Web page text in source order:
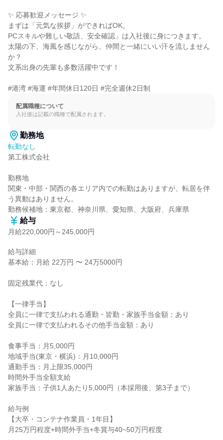
✨ 応募歓迎メッセージ ✨
まずは「元気な挨拶」ができればOK。
PCスキルや難しい敬語、安全確認」は入社後に身につきます。
太陽の下、海風を感じながら、仲間と一緒にいい汗を流しません
か？
文系出身の先輩も多数活躍中です！
#港湾 #海運 #年間休日120日 #完全週休2日制
配属職種について
入社後は記載の職種で配属されます。
勤務地
転勤なし
第工株式会社
勤務地
関東・中部・関西の各エリア内での転勤はありますが、転居を伴
う異動はありません。
勤務候補地：東京都、神奈川県、愛知県、大阪府、兵庫県
給与
月給220,000円～245,000円
給与詳細
基本給：月給 22万円 〜 24万5000円
固定残業代：なし
【一律手当】
全員に一律で支払われる通勤・皆勤・家族手当金額：あり
全員に一律で支払われるその他手当金額：あり
食事手当：月5,000円
地域手当(東京・横浜)：月10,000円
通勤手当：月上限35,000円
時間外手当全額支給
家族手当：子供1人あたり5,000円（本採用後、第3子まで）
給与例
【大卒・コンテナ作業員・1年目】
月25万円程度+時間外手当+冬賞与40~50万円程度